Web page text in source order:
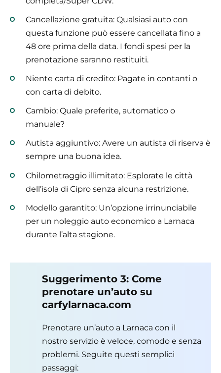
Cancellazione gratuita: Qualsiasi auto con
questa funzione può essere cancellata fino a
48 ore prima della data. I fondi spesi per la
prenotazione saranno restituiti.
Niente carta di credito: Pagate in contanti o
con carta di debito.
Cambio: Quale preferite, automatico o
manuale?
Autista aggiuntivo: Avere un autista di riserva è
sempre una buona idea.
Chilometraggio illimitato: Esplorate le città
dell’isola di Cipro senza alcuna restrizione.
Modello garantito: Un’opzione irrinunciabile
per un noleggio auto economico a Larnaca
durante l’alta stagione.
Suggerimento 3: Come
prenotare un’auto su
carfylarnaca.com
Prenotare un’auto a Larnaca con il
nostro servizio è veloce, comodo e senza
problemi. Seguite questi semplici
passaggi: